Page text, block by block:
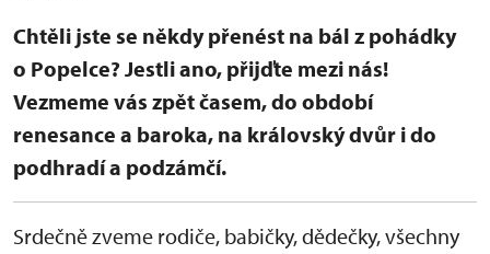
Chtěli jste se někdy přenést na bál z pohádky
o Popelce? Jestli ano, přijďte mezi nás!
Vezmeme vás zpět časem, do období
renesance a baroka, na královský dvůr i do
podhradí a podzámčí.
Srdečně zveme rodiče, babičky, dědečky, všechny